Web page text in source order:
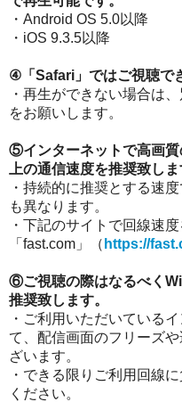
・Android OS 5.0以降
・iOS 9.3.5以降
④「 Safari 」ではご視聴で
・再生ができない場合は
をお願いします。
⑤インターネットで高画質
上の通信速度を推奨致しま
・持続的に推奨とする速
も異なります。
・下記のサイトで回線速
「fast.com」（ https://
⑥ご視聴の際はなるべく
推奨致します。
・ご利用いただいている
て、配信画面のフリーズ
ざいます。
・できる限りご利用回線
ください。